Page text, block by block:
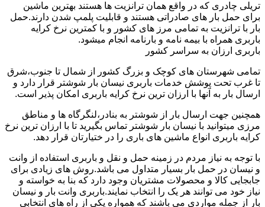
تریلی چادری که در واقع همان ترانزیت ها هستند بهترین ماشین
برای حمل بار های صادراتی هستند و قابلیت پلمپ شدن دارند.حمل
بار با ترانزیت به تمامی مرز های کشور و با کمترین نرخ کرایه
باربری همراه با بیمه نامه و بارنامه انجام میشود.
باربری ارزان به سراسر کشور
تمامی شهرستان های کوچک و بزرگ کشور از شمال تا جنوب،شرق
تا غرب تحت پوشش خدمات باربری نیسان بار شوشتر قرار دارد و
ارسال بار به آنها با ارزان ترین نرخ کرایه باربری امکان پذیر است.
همچنین جهت ارسال بار از شوشتر به بنادر،لنگرگاه ها و مناطق
مرزی میتوانید با نیسان بار شوشتر تماس بگیرید تا با ارزان ترین نرخ
کرایه باربری انواع ماشین های باری را در ختیارتان قرار دهد.
با توجه به نیاز مردم در زمینه حمل و نقل و باربری استفاده از وانت
و نیسان در حمل بار بسیار متداول می باشد.روش های زیادی برای
جابجایی کالا و محصولات مشتریان وجود دارد که بنا به خواسته و
نیاز خود می توانند هر یک را انتخاب نمایند.باربری وانت بار و نیسان
بار از جمله مواردی می باشند که همواره یکی از راه های انتخابی